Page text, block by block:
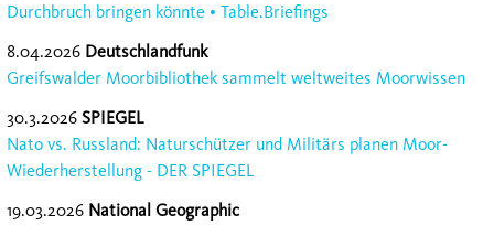
Durchbruch bringen könnte • Table.Briefings
8.04.2026 Deutschlandfunk
Greifswalder Moorbibliothek sammelt weltweites Moorwissen
30.3.2026 SPIEGEL
Nato vs. Russland: Naturschützer und Militärs planen Moor-
Wiederherstellung - DER SPIEGEL
19.03.2026 National Geographic